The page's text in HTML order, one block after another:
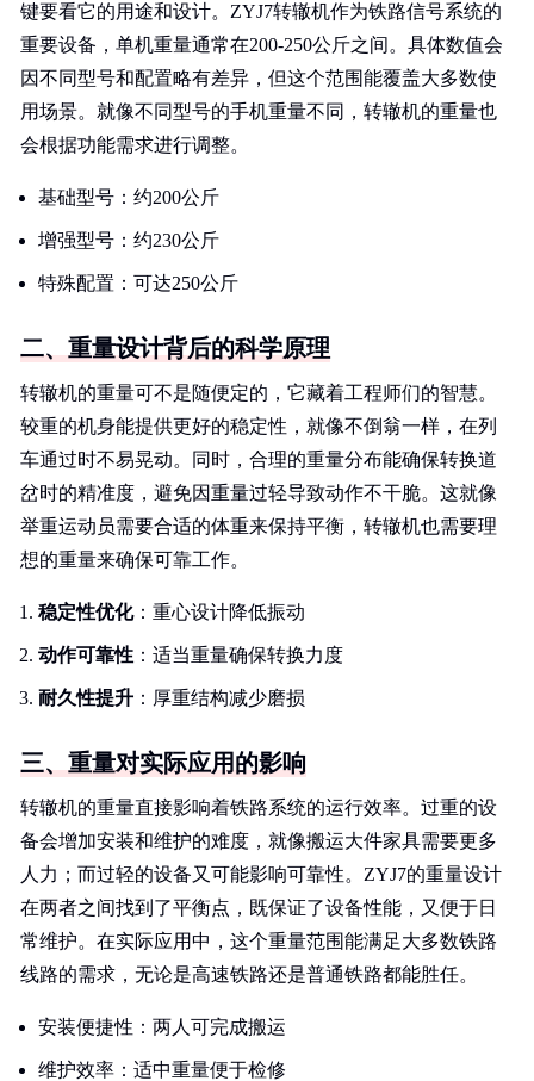
键要看它的用途和设计。ZYJ7转辙机作为铁路信号系统的
重要设备，单机重量通常在200-250公斤之间。具体数值会
因不同型号和配置略有差异，但这个范围能覆盖大多数使
用场景。就像不同型号的手机重量不同，转辙机的重量也
会根据功能需求进行调整。
基础型号：约200公斤
增强型号：约230公斤
特殊配置：可达250公斤
二、重量设计背后的科学原理
转辙机的重量可不是随便定的，它藏着工程师们的智慧。
较重的机身能提供更好的稳定性，就像不倒翁一样，在列
车通过时不易晃动。同时，合理的重量分布能确保转换道
岔时的精准度，避免因重量过轻导致动作不干脆。这就像
举重运动员需要合适的体重来保持平衡，转辙机也需要理
想的重量来确保可靠工作。
稳定性优化：重心设计降低振动
动作可靠性 ：适当重量确保转换力度
耐久性提升 ：厚重结构减少磨损
三、重量对实际应用的影响
转辙机的重量直接影响着铁路系统的运行效率。过重的设
备会增加安装和维护的难度，就像搬运大件家具需要更多
人力；而过轻的设备又可能影响可靠性。ZYJ7的重量设计
在两者之间找到了平衡点，既保证了设备性能，又便于日
常维护。在实际应用中，这个重量范围能满足大多数铁路
线路的需求，无论是高速铁路还是普通铁路都能胜任。
安装便捷性：两人可完成搬运
维护效率：适中重量便于检修